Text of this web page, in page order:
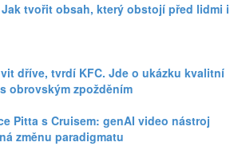
Jak tvořit obsah, který obstojí před lidmi i
dříve, tvrdí KFC. Jde o ukázku kvalitní
obrovským zpožděním
Pitta s Cruisem: genAI video nástroj
změnu paradigmatu